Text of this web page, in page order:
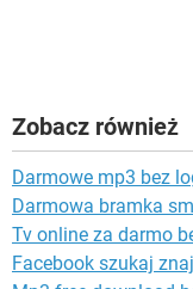
Zobacz również
Darmowe mp3 bez
Darmowa bramka
Tv online za darmo
Facebook szukaj